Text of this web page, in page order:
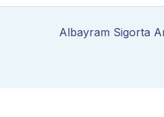
Albayram Sigorta